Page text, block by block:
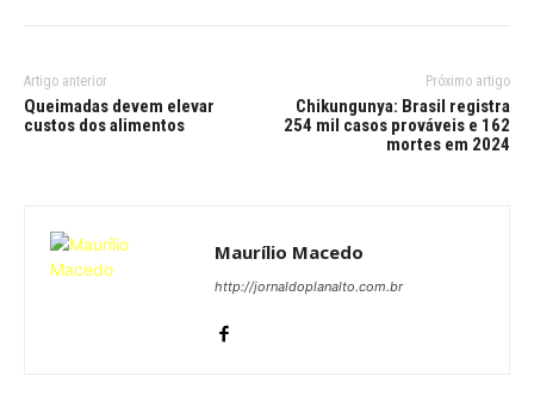
Artigo anterior
Queimadas devem elevar
custos dos alimentos
Próximo artigo
Chikungunya: Brasil registra
254 mil casos prováveis e 162
mortes em 2024
Maurílio Macedo
http://jornaldoplanalto.com.br